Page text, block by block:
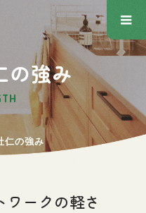
の強み
仁の強み
ワークの軽さ